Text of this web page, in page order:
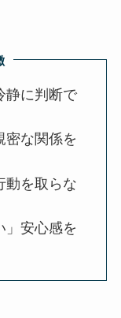
静に判断で
密な関係を
動を取らな
」安心感を